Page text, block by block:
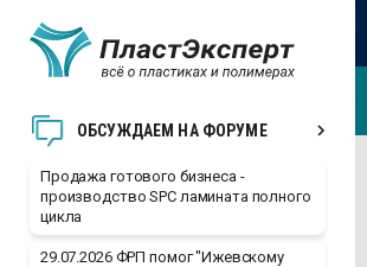
ОБСУЖДАЕМ НА ФОРУМЕ
Продажа готового бизнеса -
производство SPC ламината полного
цикла
29.07.2026 ФРП помог "Ижевскому